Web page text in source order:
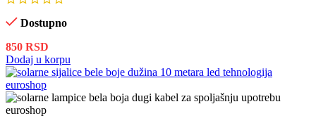
Dostupno
850 RSD
Dodaj u korpu